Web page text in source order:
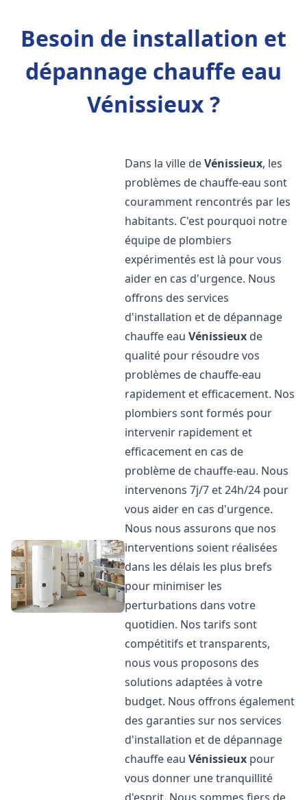
Besoin de installation et
dépannage chauffe eau
Vénissieux ?
Dans la ville deVénissieux, les
problèmes de chauffe-eau sont
couramment rencontrés par les
habitants. C'est pourquoi notre
équipe de plombiers
expérimentés est là pour vous
aider en cas d'urgence. Nous
offrons des services
d'installation et de dépannage
chauffe eauVénissieux de
qualité pour résoudre vos
problèmes de chauffe-eau
rapidement et efficacement. Nos
plombiers sont formés pour
intervenir rapidement et
efficacement en cas de
problème de chauffe-eau. Nous
intervenons 7j/7 et 24h/24 pour
vous aider en cas d'urgence.
Nous nous assurons que nos
interventions soient réalisées
dans les délais les plus brefs
pour minimiser les
perturbations dans votre
quotidien. Nos tarifs sont
compétitifs et transparents,
nous vous proposons des
solutions adaptées à votre
budget. Nous offrons également
des garanties sur nos services
d'installation et de dépannage
chauffe eauVénissieux pour
vous donner une tranquillité